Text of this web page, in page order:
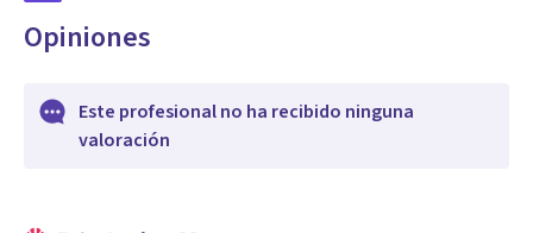
Opiniones
Este profesional no ha recibido ninguna
valoración